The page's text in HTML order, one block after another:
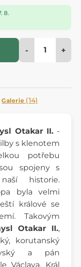
8.
- +
Galerie (14)
Otakar II. -
s klenotem
potřebu
spojeny s
historie.
byla velmi
králové se
Takovým
Otakar II.,
korutanský
a pán
Václava. Král